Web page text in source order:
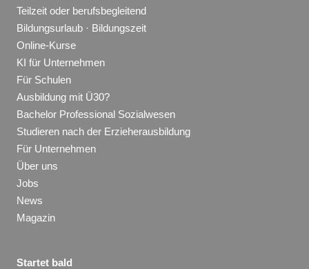
Teilzeit oder berufsbegleitend
Bildungsurlaub · Bildungszeit
Online-Kurse
KI für Unternehmen
Für Schulen
Ausbildung mit Ü30?
Bachelor Professional Sozialwesen
Studieren nach der Erzieherausbildung
Für Unternehmen
Über uns
Jobs
News
Magazin
Startet bald